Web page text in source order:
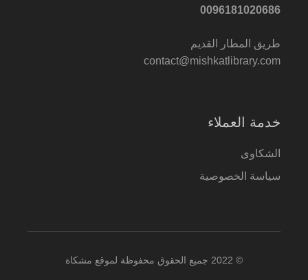
0096181020686
طريق المطار القديم
contact@mishkatlibrary.com
خدمة العملاء
الشكاوى
سياسة الخصوصية
© 2022 جميع الحقوق محفوظة لموقع مشكاة